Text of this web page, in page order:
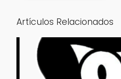
Artículos Relacionados